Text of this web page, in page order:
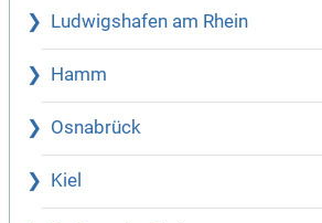
Ludwigshafen am Rhein
Hamm
Osnabrück
Kiel